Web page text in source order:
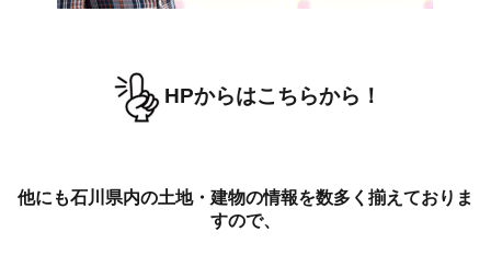
HPからはこちらから！
他にも石川県内の土地・建物の情報を数多く揃えておりま
すので、